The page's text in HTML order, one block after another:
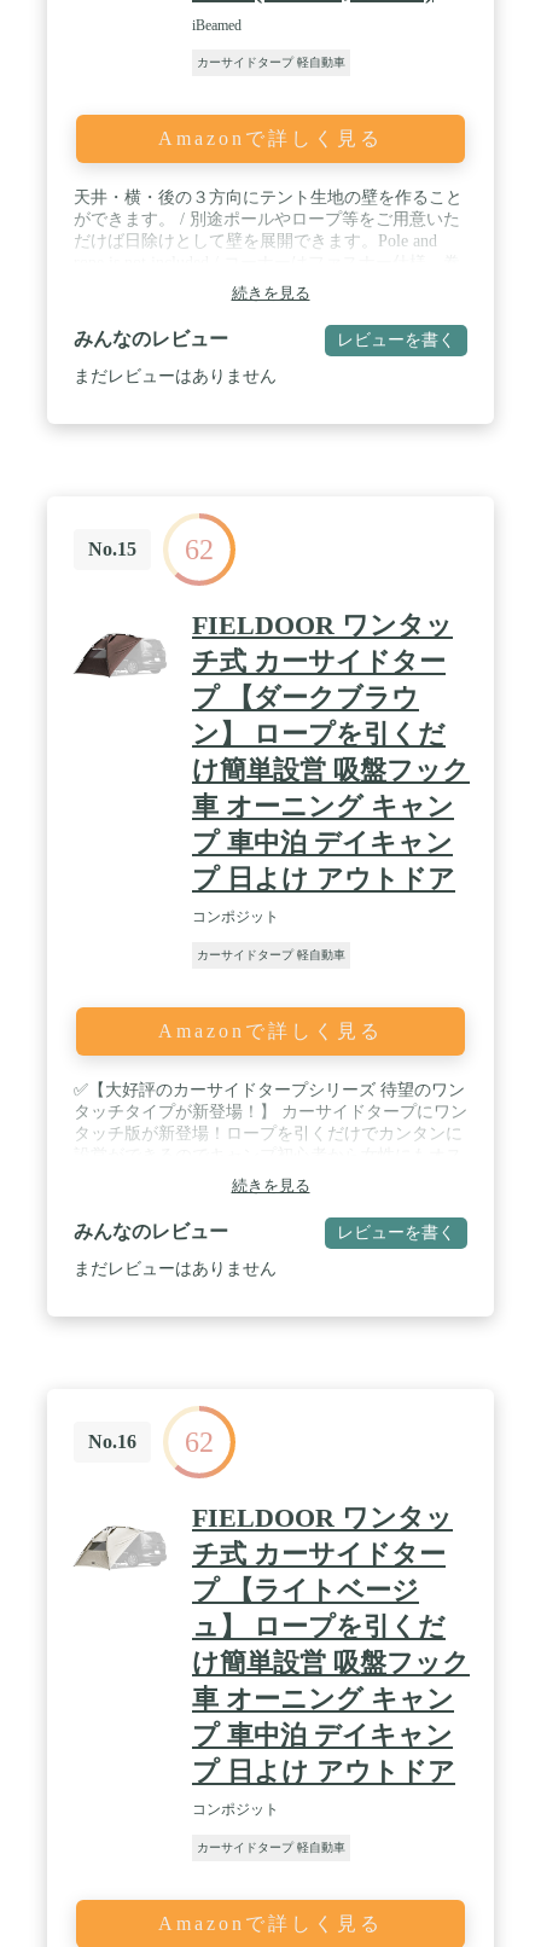
iBeamed
カーサイドタープ 軽自動車
Amazonで詳しく見る
天井・横・後の３方向にテント生地の壁を作ること
ができます。 / 別途ポールやロープ等をご用意いた
だけば日除けとして壁を展開できます。Pole and
き上げて固定するバンド付き。 / 天井幅140cm、天
井奥行170cm、壁高180cm、重量1.4kg / ※車体に密
着する仕様となっております。車体に擦れや汚れを
発生させる可能性が有ります。予めご了承の上でご
使用ください。使用によって生じた損害であっても
続きを見る
みんなのレビュー レビューを書く
まだレビューはありません
No.15 62
FIELDOOR ワンタッ
チ式 カーサイドター
プ 【ダークブラウ
ン】 ロープを引くだ
け簡単設営 吸盤フック
車 オーニング キャン
プ 車中泊 デイキャン
プ 日よけ アウトドア
コンポジット
カーサイドタープ 軽自動車
Amazonで詳しく見る
✅【大好評のカーサイドタープシリーズ 待望のワン
タッチタイプが新登場！】 カーサイドタープにワン
タッチ版が新登場！ロープを引くだけでカンタンに
スメです。 ✅【キャンプ初心者や女子キャンプに
も！ (約)15秒で簡単に組み立て可能！】 組み立ての
所要時間は(約)15秒！タープを広げてロープを引く
だけなので女性にも◎設営時間を省きたい方にもピ
ッタリです。 / ✅【レバーを下ろして固定するだ
に合わせて3か所あります。幅140cm/160cm/180cmか
ら選べます。 / ✅【別売りのテントポールでキャノ
ピーとして テントポールでレイアウトを楽しむ！】
別売りのテントポールでキャノピー使用が可能。テ
ントポールでタープを跳ね上げることで、広々とス
ペースを使うことができます。また、カーサイドタ
ープのみで使用もできます。 ✅【UVカット＆耐水
圧1,500mm以上 アウトドアに安心の機能性】 日本
国内で品質試験を実施しており、 テントの耐水圧は
1,500mm以上。 紫外線から守るUVカットコーティ
ングで、 紫外線保護指数は最上ランクのUPF50＋の
評価。※耐水圧の目安として、一般的な強い雨が
1,500mmと言われています。 / ✅【商品詳細/ワンタ
ッチカーサイドタープ】 ■サイズ：本体サイズ :
(約)230cm×280cm・収納時 : (約)87cm×13cm×13cm■
材質：・生地 : ポリエステル・フレームポール : グ
ラスファイバー■重量：(約)2.2kg■耐水圧：1,500mm
以上■付属品：・タープ×1・吸盤フック×2・ペグ
×4・ロープ×4・専用収納バッグ×1・取扱説明書(日
て見える場合があります。 また、仕様・デザインは
ーサイドオーニングタープ カーサイドオーニングテ
ント カーサイドオーニング カーサイドスクリーン
続きを見る
みんなのレビュー レビューを書く
まだレビューはありません
No.16 62
FIELDOOR ワンタッ
チ式 カーサイドター
プ 【ライトベージ
ュ】 ロープを引くだ
け簡単設営 吸盤フック
車 オーニング キャン
プ 車中泊 デイキャン
プ 日よけ アウトドア
コンポジット
カーサイドタープ 軽自動車
Amazonで詳しく見る